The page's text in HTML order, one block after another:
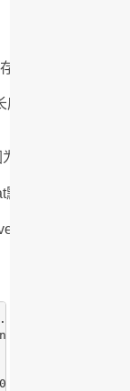
上限的问题，
大小因浏览器
时都没有提交
认设置表单提
中